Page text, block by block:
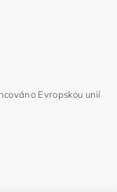
Evropskou unií